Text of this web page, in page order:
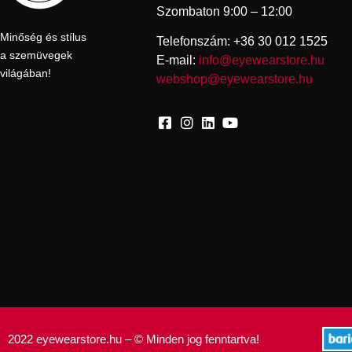
Minőség és stílus
a szemüvegek
világában!
Szombaton 9:00 – 12:00
Telefonszám: +36 30 012 1525
E-mail: info@eyewearstore.hu
webshop@eyewearstore.hu
2022 eyewearstore.hu – © Minden jog fenntartva!